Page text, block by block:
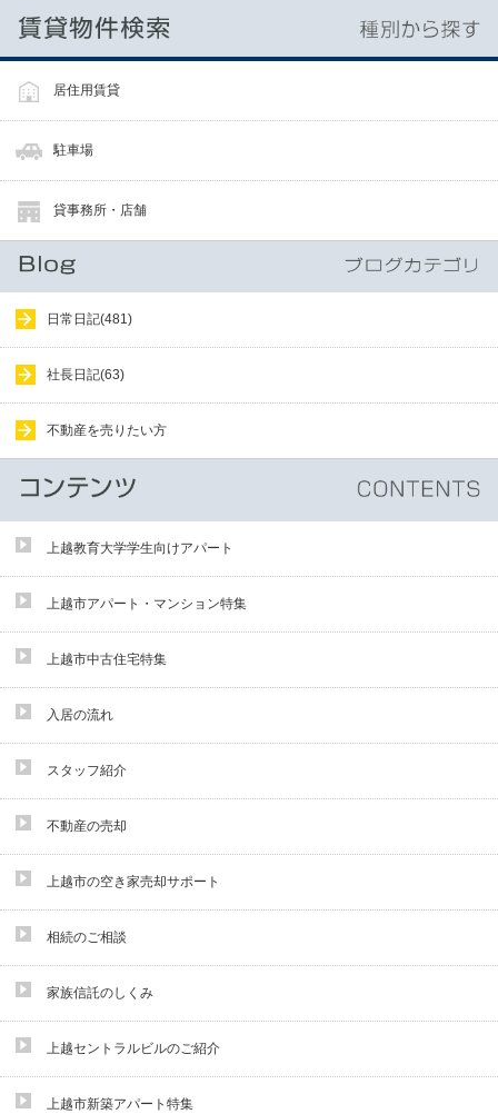
居住用賃貸
駐車場
貸事務所・店舗
日常日記(481)
社長日記(63)
不動産を売りたい方
上越教育大学学生向けアパート
上越市アパート・マンション特集
上越市中古住宅特集
入居の流れ
スタッフ紹介
不動産の売却
上越市の空き家売却サポート
相続のご相談
家族信託のしくみ
上越セントラルビルのご紹介
上越市新築アパート特集